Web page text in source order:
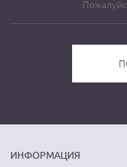
ИНФОРМАЦИЯ